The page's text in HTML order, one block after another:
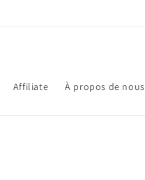
Affiliate À propos de nous